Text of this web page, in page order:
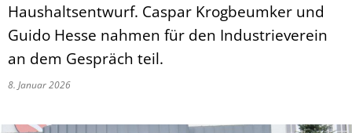
Haushaltsentwurf. Caspar Krogbeumker und
Guido Hesse nahmen für den Industrieverein
an dem Gespräch teil.
8. Januar 2026